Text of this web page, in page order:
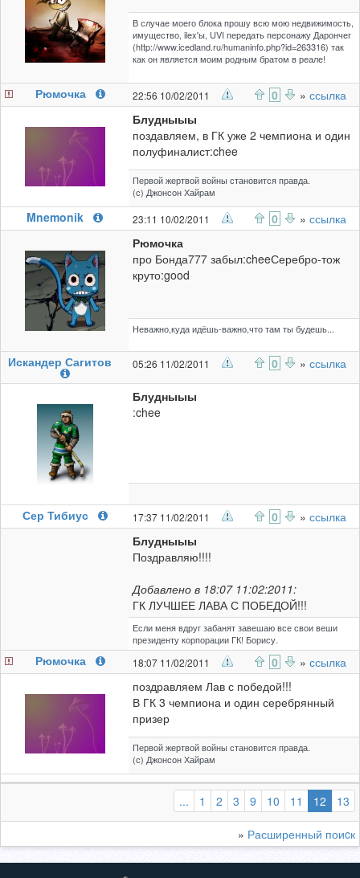
В случае моего блока прошу всю мою недвижимость,
имущество, ilex'ы, UVI передать персонажу Дарончег
(http://www.icedland.ru/humaninfo.php?id=263316) так
как он является моим родным братом в реале!
Рюмочка 22:56 10/02/2011 0 » ссылка
Блудныыы
поздавляем, в ГК уже 2 чемпиона и один
полуфиналист:chee
Первой жертвой войны становится правда.
(с) Джонсон Хайрам
Mnemonik 23:11 10/02/2011 0 » ссылка
Рюмочка
про Бонда777 забыл:cheeСеребро-тож
круто:good
Неважно,куда идёшь-важно,что там ты будешь...
Искандер Сагитов 05:26 11/02/2011 0 » ссылка
Блудныыы
:chee
Сер Тибиус 17:37 11/02/2011 0 » ссылка
Блудныыы
Поздравляю!!!!
Добавлено в 18:07 11:02:2011:
ГК ЛУЧШЕЕ ЛАВА С ПОБЕДОЙ!!!
Если меня вдруг забанят завешаю все свои веши
президенту корпорации ГК! Борису.
Рюмочка 18:07 11/02/2011 0 » ссылка
поздравляем Лав с победой!!!
В ГК 3 чемпиона и один серебрянный
призер
Первой жертвой войны становится правда.
(с) Джонсон Хайрам
... 1 2 3 9 10 11 12 13
» Расширенный поиcк